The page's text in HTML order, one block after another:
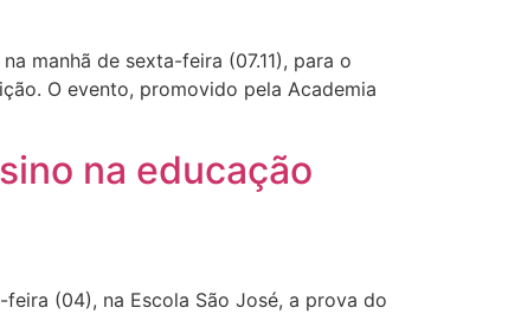
manhã de sexta-feira (07.11), para o
O evento, promovido pela Academia
na educação
(04), na Escola São José, a prova do